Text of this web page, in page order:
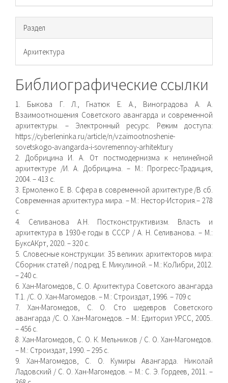
Раздел
Архитектура
Библиографические ссылки
1. Быкова Г. Л., Гнатюк Е. А., Виноградова А. А.
Взаимоотношения Советского авангарда и современной
архитектуры. – Электронный ресурс. Режим доступа:
https://cyberleninka.ru/article/n/vzaimootnoshenie-
sovetskogo-avangarda-i-sovremennoy-arhitektury
2. Добрицина И. А. От постмодернизма к нелинейной
архитектуре /И. А. Добрицина. – М.: Прогресс-Традиция,
2004. – 413 с.
3. Ермоленко Е. В. Сфера в современной архитектуре /В сб.
Современная архитектура мира. – М.: Нестор-История.– 278
с.
4. Селиванова А.Н. Постконструктивизм. Власть и
архитектура в 1930-е годы в СССР / А. Н. Селиванова. – М.:
БуксАКрт, 2020. – 320 с.
5. Словесные конструкции: 35 великих архитекторов мира:
Сборник статей / под ред. Е. Микулиной. – М.: КоЛибри, 2012.
– 240 с.
6. Хан-Магомедов, С. О. Архитектура Советского авангарда
Т.1. /С. О. Хан-Магомедов. – М.: Строиздат, 1996. – 709 с
7. Хан-Магомедов, С. О. Сто шедевров Советского
авангарда /С. О. Хан-Магомедов. – М.: Едиторил УРСС, 2005..
– 456 с.
8. Хан-Магомедов, С. О. К. Мельников / С. О. Хан-Магомедов.
– М.: Строиздат, 1990. – 295 с.
9. Хан-Магомедов, С. О. Кумиры Авангарда. Николай
Ладовский / С. О. Хан-Магомедов. – М.: С. Э. Гордеев, 2011. –